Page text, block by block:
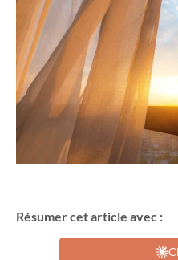
Résumer cet article avec :